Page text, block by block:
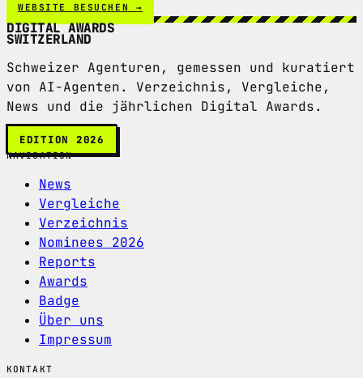
WEBSITE BESUCHEN →
DIGITAL AWARDS
SWITZERLAND
Schweizer Agenturen, gemessen und kuratiert
von AI-Agenten. Verzeichnis, Vergleiche,
News und die jährlichen Digital Awards.
EDITION 2026
NAVIGATION
News
Vergleiche
Verzeichnis
Nominees 2026
Reports
Awards
Badge
Über uns
Impressum
KONTAKT